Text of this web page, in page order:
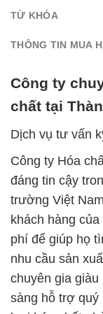
TỪ KHÓA
THÔNG TIN MUA
Công ty
chất tại
Dịch vụ tư vấn
Công ty Hóa
đáng tin cậy
trường Việt
khách hàng
phí để giúp họ
nhu cầu sản
chuyên gia giàu
sàng hỗ trợ quý